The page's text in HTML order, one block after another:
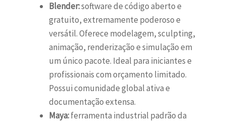
Blender:software de código aberto e
gratuito, extremamente poderoso e
versátil. Oferece modelagem, sculpting,
animação, renderização e simulação em
um único pacote. Ideal para iniciantes e
profissionais com orçamento limitado.
Possui comunidade global ativa e
documentação extensa.
Maya:ferramenta industrial padrão da